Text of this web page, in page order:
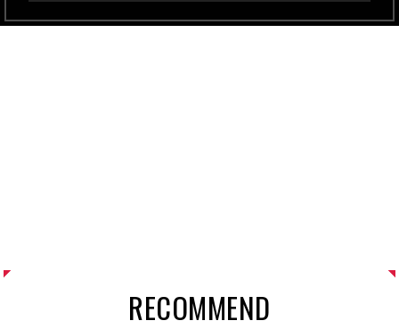
RECOMMEND